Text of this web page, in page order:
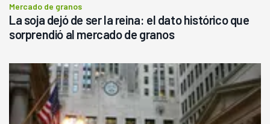
Mercado de granos
La soja dejó de ser la reina: el dato histórico que
sorprendió al mercado de granos